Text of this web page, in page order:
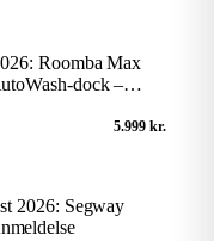
Roomba Max
dock –
5.999 kr.
2026: Segway